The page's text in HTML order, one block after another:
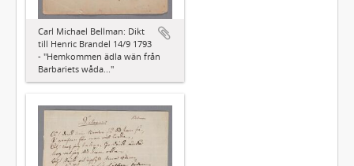
Carl Michael Bellman: Dikt
till Henric Brandel 14/9 1793
- "Hemkommen ädla wän från
Barbariets wåda..."